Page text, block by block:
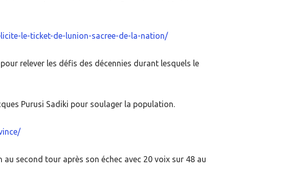
le-ticket-de-lunion-sacree-de-la-nation/
relever les défis des décennies durant lesquels le
Purusi Sadiki pour soulager la population.
au second tour après son échec avec 20 voix sur 48 au